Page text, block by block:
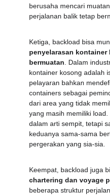
berusaha mencari
perjalanan balik tetap
Ketiga, backload bisa
penyelarasan
bermuatan . Dalam
kontainer kosong adalah
pelayaran bahkan
containers sebagai
dari area yang tidak
yang masih memiliki
dalam arti sempit, tetapi
keduanya sama-sama
pergerakan yang sia-sia.
Keempat, backload juga
chartering dan voyage
beberapa struktur